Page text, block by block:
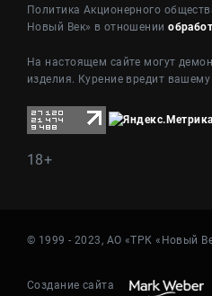
Политика Акционерного
Новый Век» в отношении
На настоящем сайте могут
изделия. Курение вредит
18+
© 1999 - 2023, АО «ТРК «Новый
Создание сайта